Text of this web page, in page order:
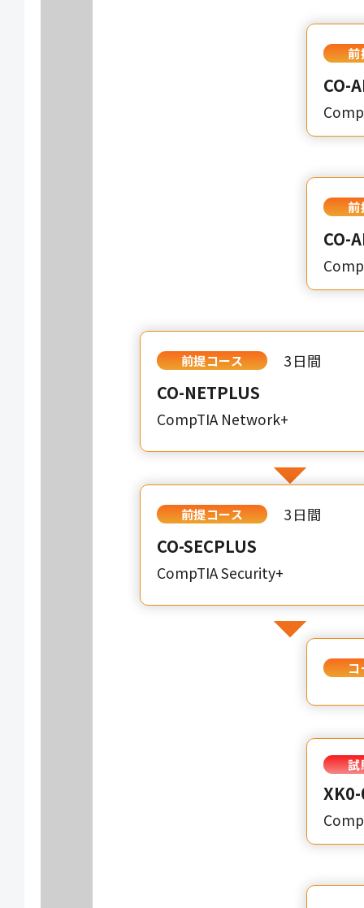
前
CO-
前
CO-
前提コース 3日間
CO-NETPLUS
CompTIA Network+
前提コース 3日間
CO-SECPLUS
CompTIA Security+
コ
試